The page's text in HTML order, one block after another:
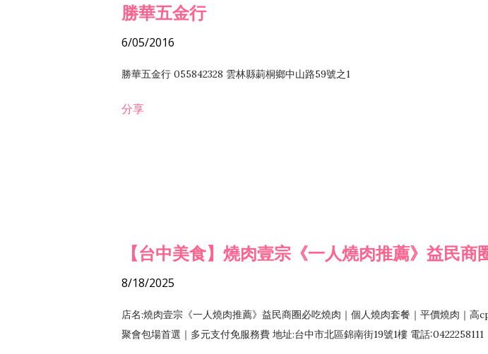
勝華五金行
6/05/2016
勝華五金行 055842328 雲林縣莿桐鄉中山路59號之1
分享
【台中美食】燒肉壹宗《一人燒肉推薦》益民商
8/18/2025
店名:燒肉壹宗《一人燒肉推薦》益民商圈必吃燒肉｜個人燒肉套餐｜平價燒肉｜高
聚會包場首選｜多元支付免服務費 地址:台中市北區錦南街19號1樓 電話:0422258111